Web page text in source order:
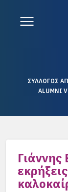
ΣΥΛΛΟΓΟΣ
ALUMNI